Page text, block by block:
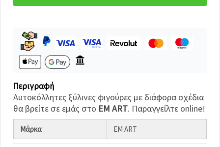
cookies και
κάνοντας
κλικ στο
κουμπί
Αποθήκευση.
Αποδέχομαι
όλα!
Περιγραφή
Αυτοκόλλητες ξύλινες φιγούρες με διάφορα σχέδια
θα βρείτε σε εμάς στο EM ART. Παραγγείλτε online!
Μάρκα EM ART